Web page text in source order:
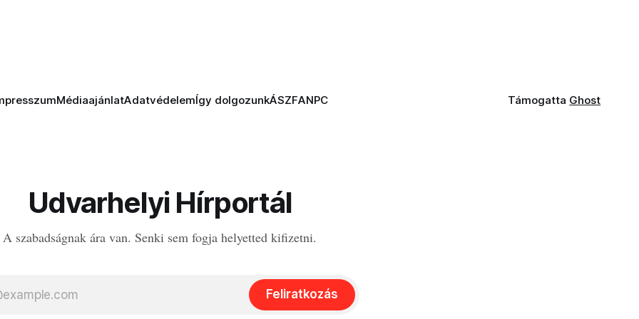
MédiaajánlatAdatvédelemÍgy dolgozunkÁSZFANPC Támogatta Ghost
Udvarhelyi Hírportál
A szabadságnak ára van. Senki sem fogja helyetted kifizetni.
Feliratkozás